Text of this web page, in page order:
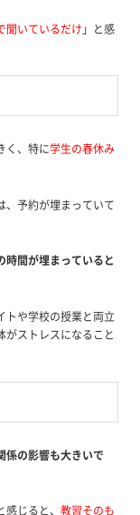
聞いているだけ 」と感
く、特に学生の春休み
、予約が埋まっていて
時間が埋まっていると
トや学校の授業と両立
がストレスになること
係の影響も大きいで
じると、 教習そのも